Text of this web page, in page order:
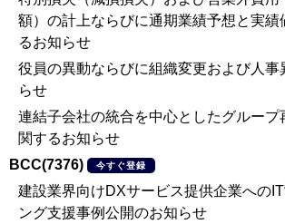
額）の計上ならびに通期業績予想と実績
るお知らせ
役員の異動ならびに組織変更および人事
らせ
連結子会社の統合を中心としたグループ
関するお知らせ
BCC(7376)
今すぐ登録
建設業界向けDXサービス提供企業への
ング支援事例公開のお知らせ